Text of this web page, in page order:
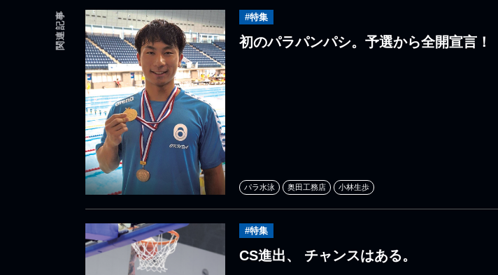
関連記事 #特集
初のパラパンパシ。予選から全開宣言！
パラ水泳 奥田工務店 小林生歩
#特集
CS進出、 チャンスはある。